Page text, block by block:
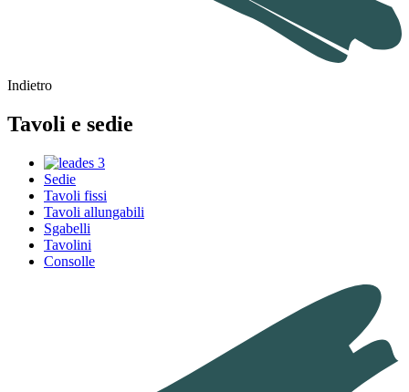
Indietro
Tavoli e sedie
Sedie
Tavoli fissi
Tavoli allungabili
Sgabelli
Tavolini
Consolle